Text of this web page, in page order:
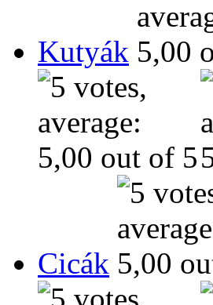
Kutyák
Cicák